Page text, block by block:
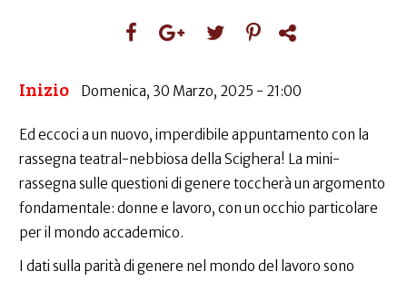
Inizio Domenica, 30 Marzo, 2025 - 21:00
Ed eccoci a un nuovo, imperdibile appuntamento con la
rassegna teatral-nebbiosa della Scighera! La mini-
rassegna sulle questioni di genere toccherà un argomento
fondamentale: donne e lavoro, con un occhio particolare
per il mondo accademico.
I dati sulla parità di genere nel mondo del lavoro sono